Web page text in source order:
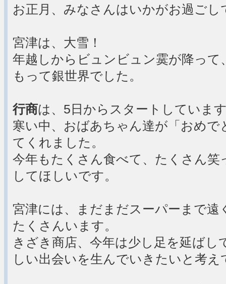
お正月、みなさんはいかがお過ごし
宮津は、大雪！
年越しからビュンビュン霙が降っ
もって銀世界でした。
行商は、5日からスタートしていま
寒い中、おばあちゃん達が「おめ
てくれました。
今年もたくさん食べて、たくさん
してほしいです。
宮津には、まだまだスーパーまで
たくさんいます。
きざき商店、今年は少し足を延ばし
しい出会いを生んでいきたいと考え